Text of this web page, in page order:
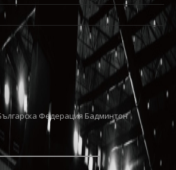
Федерация Бадминтон